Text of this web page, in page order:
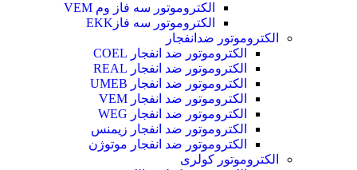
الکتروموتور سه فاز وم VEM
الکتروموتور سه فازEKK
الکتروموتور ضدانفجار
الکتروموتور ضد انفجار COEL
الکتروموتور ضد انفجار REAL
الکتروموتور ضد انفجار UMEB
الکتروموتور ضد انفجار VEM
الکتروموتور ضد انفجار WEG
الکتروموتور ضد انفجار زیمنس
الکتروموتور ضد انفجار موتوژن
الکتروموتور کولری